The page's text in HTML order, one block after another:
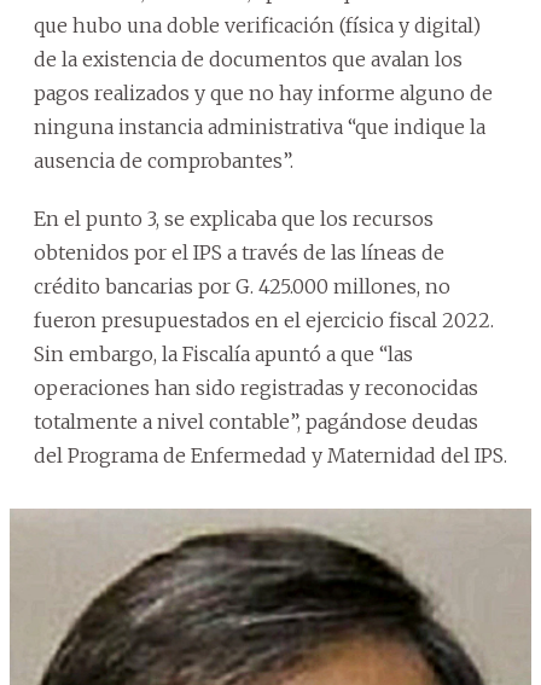
que hubo una doble verificación (física y digital)
de la existencia de documentos que avalan los
pagos realizados y que no hay informe alguno de
ninguna instancia administrativa “que indique la
ausencia de comprobantes”.
En el punto 3, se explicaba que los recursos
obtenidos por el IPS a través de las líneas de
crédito bancarias por G. 425.000 millones, no
fueron presupuestados en el ejercicio fiscal 2022.
Sin embargo, la Fiscalía apuntó a que “las
operaciones han sido registradas y reconocidas
totalmente a nivel contable”, pagándose deudas
del Programa de Enfermedad y Maternidad del IPS.